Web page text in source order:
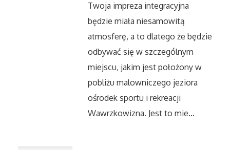
Materiały Promocyjne
Agencje Reklamowe
Ćwiczenia
Twoja impreza integracyjna
będzie miała niesamowitą
atmosferę, a to dlatego że będzie
odbywać się w szczególnym
miejscu, jakim jest położony w
pobliżu malowniczego jeziora
ośrodek sportu i rekreacji
Wawrzkowizna. Jest to mie...